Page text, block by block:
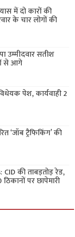
में दो कारों की
के चार लोगों की
उम्मीदवार सतीश
से आगे
पेश, कार्यवाही 2
‘जॉब ट्रैफिकिंग’ की
की ताबड़तोड़ रेड,
पर छापेमारी